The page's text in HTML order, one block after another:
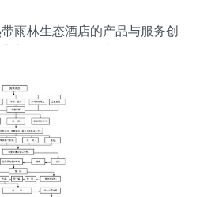
雨林生态酒店的产品与服务创